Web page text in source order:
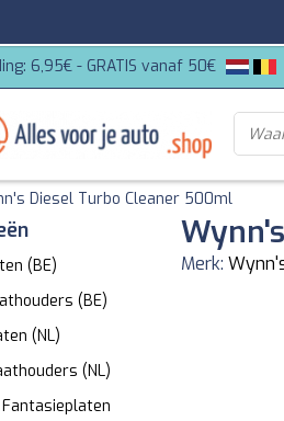
6,95€ - GRATIS vanaf 50€
Diesel Turbo Cleaner 500ml
(BE)
(BE)
(NL)
(NL)
Merk: